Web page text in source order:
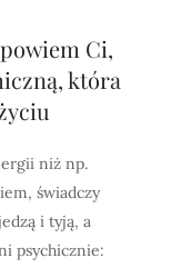
Ci,
która
niż np.
świadczy
i tyją, a
psychicznie: